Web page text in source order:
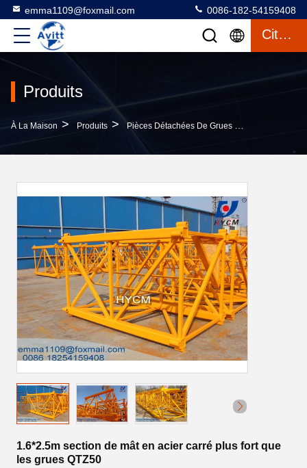
emma1109@foxmail.com 0086-182-54159408
Citation
Produits
À La Maison > Produits > Pièces Détachées De Grues À Tour
1.6*2.5m section de mât en acier carré plus fort que
les grues QTZ50